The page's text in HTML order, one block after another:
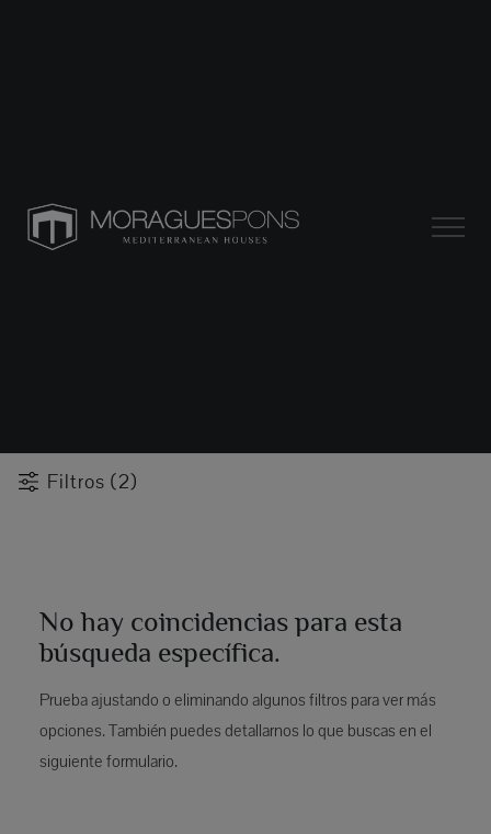
Filtros (2)
No hay coincidencias para esta
búsqueda específica.
Prueba ajustando o eliminando algunos filtros para ver más
opciones. También puedes detallarnos lo que buscas en el
siguiente formulario.